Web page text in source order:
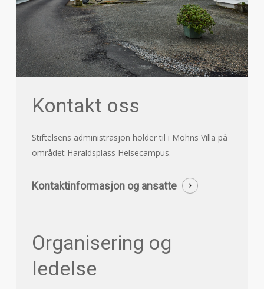
Kontakt oss
Stiftelsens administrasjon holder til i Mohns Villa på
området Haraldsplass Helsecampus.
Kontaktinformasjon og ansatte
Organisering og
ledelse